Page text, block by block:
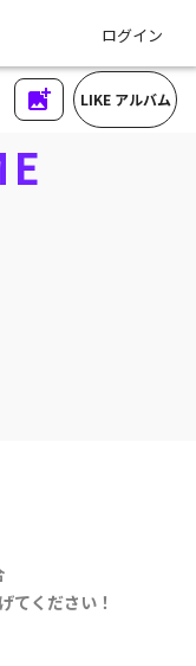
ログイン
LIKE アルバム
てください！